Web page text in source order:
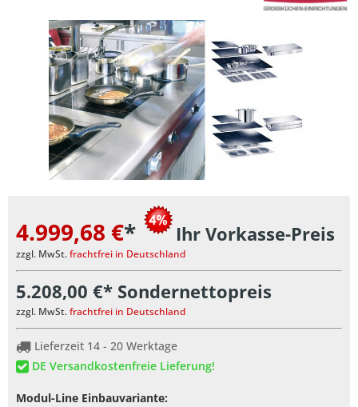
4.999,68 €* Ihr Vorkasse-Preis
zzgl. MwSt.frachtfrei in Deutschland
5.208,00 €* Sondernettopreis
zzgl. MwSt.frachtfrei in Deutschland
Lieferzeit 14 - 20 Werktage
DE Versandkostenfreie Lieferung!
Modul-Line Einbauvariante: